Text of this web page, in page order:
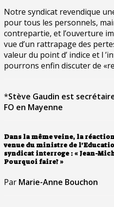
Notre syndicat revendique
pour tous les personnels,
contrepartie, et l’ouverture
vue d’un rattrapage des
valeur du point d’ indice et l
pourrons enfin discuter de
*Stève Gaudin est
FO en Mayenne
Dans la même veine, la
venue du ministre de
syndicat interroge : « Jean-
Pourquoi faire? »
Par Marie-Anne Bouchon